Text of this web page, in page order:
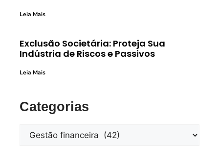
Leia Mais
Exclusão Societária: Proteja Sua
Indústria de Riscos e Passivos
Leia Mais
Categorias